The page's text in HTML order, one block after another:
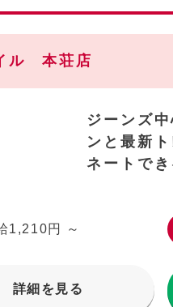
ル 本荘店
ジーンズ
ンと最新
ネートで
1,210円 ～
詳細を見る